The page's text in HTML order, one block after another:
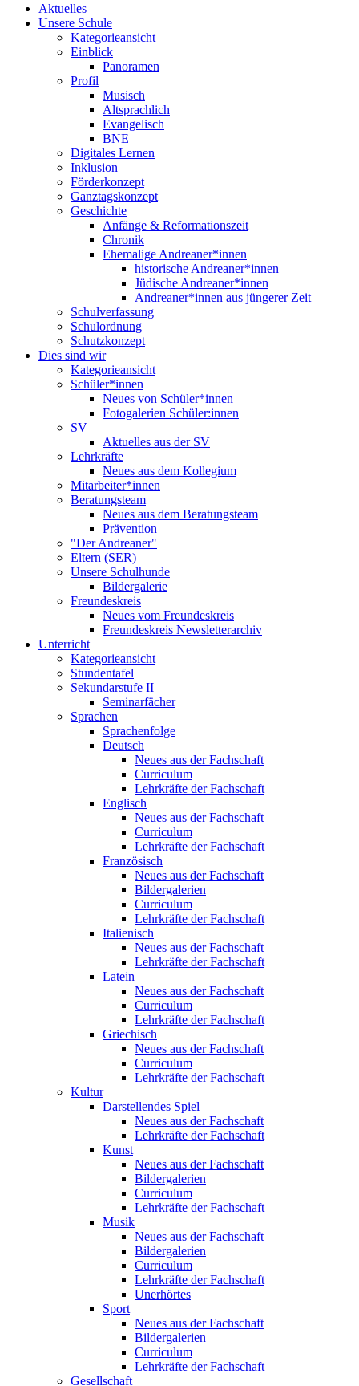
Aktuelles
Unsere Schule
Kategorieansicht
Einblick
Panoramen
Profil
Musisch
Altsprachlich
Evangelisch
BNE
Digitales Lernen
Inklusion
Förderkonzept
Ganztagskonzept
Geschichte
Anfänge & Reformationszeit
Chronik
Ehemalige Andreaner*innen
historische Andreaner*innen
Jüdische Andreaner*innen
Andreaner*innen aus jüngerer Zeit
Schulverfassung
Schulordnung
Schutzkonzept
Dies sind wir
Kategorieansicht
Schüler*innen
Neues von Schüler*innen
Fotogalerien Schüler:innen
SV
Aktuelles aus der SV
Lehrkräfte
Neues aus dem Kollegium
Mitarbeiter*innen
Beratungsteam
Neues aus dem Beratungsteam
Prävention
"Der Andreaner"
Eltern (SER)
Unsere Schulhunde
Bildergalerie
Freundeskreis
Neues vom Freundeskreis
Freundeskreis Newsletterarchiv
Unterricht
Kategorieansicht
Stundentafel
Sekundarstufe II
Seminarfächer
Sprachen
Sprachenfolge
Deutsch
Neues aus der Fachschaft
Curriculum
Lehrkräfte der Fachschaft
Englisch
Neues aus der Fachschaft
Curriculum
Lehrkräfte der Fachschaft
Französisch
Neues aus der Fachschaft
Bildergalerien
Curriculum
Lehrkräfte der Fachschaft
Italienisch
Neues aus der Fachschaft
Lehrkräfte der Fachschaft
Latein
Neues aus der Fachschaft
Curriculum
Lehrkräfte der Fachschaft
Griechisch
Neues aus der Fachschaft
Curriculum
Lehrkräfte der Fachschaft
Kultur
Darstellendes Spiel
Neues aus der Fachschaft
Lehrkräfte der Fachschaft
Kunst
Neues aus der Fachschaft
Bildergalerien
Curriculum
Lehrkräfte der Fachschaft
Musik
Neues aus der Fachschaft
Bildergalerien
Curriculum
Lehrkräfte der Fachschaft
Unerhörtes
Sport
Neues aus der Fachschaft
Bildergalerien
Curriculum
Lehrkräfte der Fachschaft
Gesellschaft